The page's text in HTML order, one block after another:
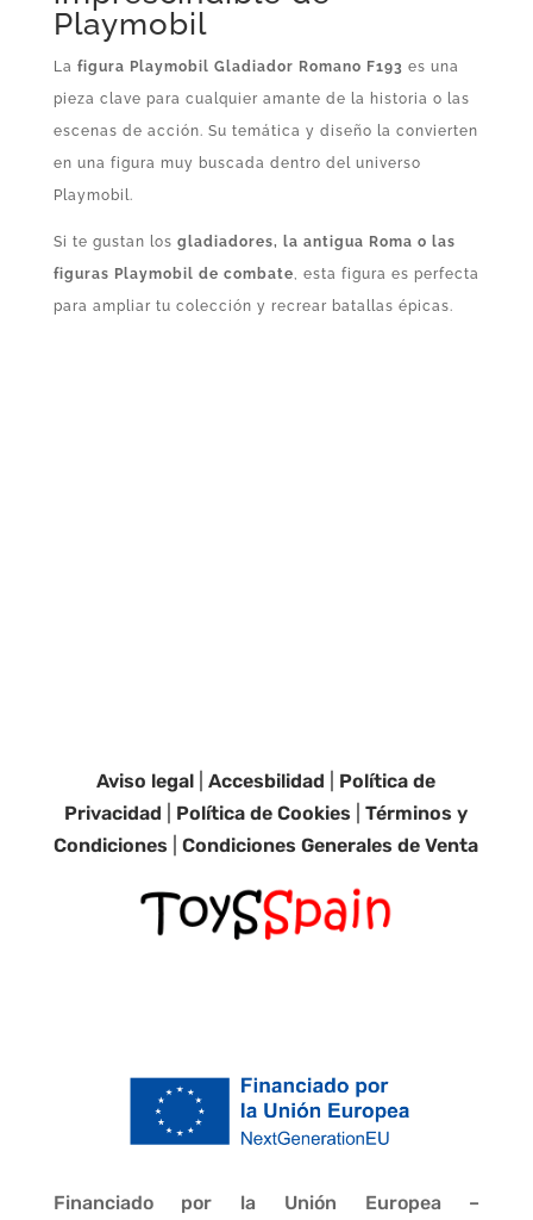
Playmobil
La figura Playmobil Gladiador Romano F193 es una
pieza clave para cualquier amante de la historia o las
escenas de acción. Su temática y diseño la convierten
en una figura muy buscada dentro del universo
Playmobil.
Si te gustan los gladiadores, la antigua Roma o las
figuras Playmobil de combate, esta figura es perfecta
para ampliar tu colección y recrear batallas épicas.
Aviso legal |Accesbilidad
Política de
Privacidad
Política de Cookies |Términos y
Condiciones |Condiciones Generales de Venta
Financiado por la Unión Europea –